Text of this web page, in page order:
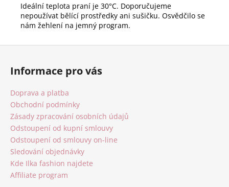
Ideální teplota praní je 30°C. Doporučujeme
nepoužívat bělící prostředky ani sušičku. Osvědčilo se
nám žehlení na jemný program.
Z
Informace pro vás
Doprava a platba
Obchodní podmínky
Zásady zpracování osobních údajů
Odstoupení od kupní smlouvy
Odstoupení od smlouvy on-line
Sledování objednávky
Kde Ilka fashion najdete
Affiliate program